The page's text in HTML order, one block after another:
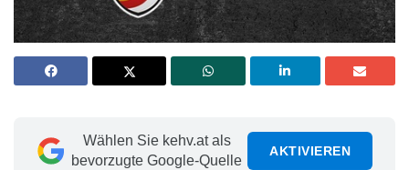
Wählen Sie kehv.at als
bevorzugte Google-Quelle
AKTIVIEREN